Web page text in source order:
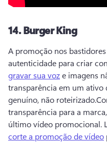
14.Burger King
A promoção nos
autenticidade para criar
gravar sua voz e imagens
transparência em um ativo
genuíno, não roteirizado.
transparência para a
último vídeo promocional.
corte a promoção de vídeo